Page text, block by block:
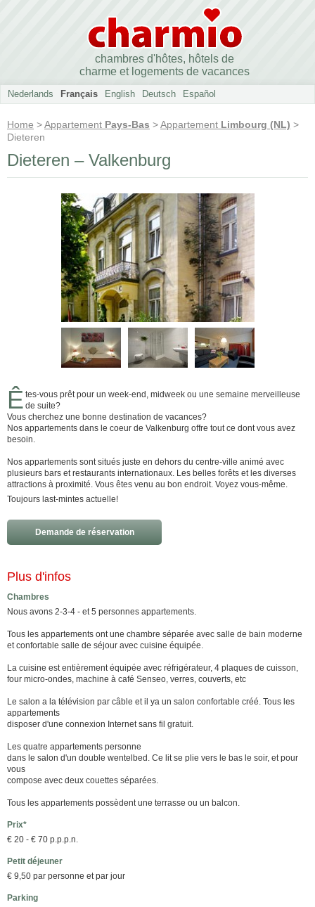
chambres d'hôtes, hôtels de
charme et logements de vacances
Nederlands Français English Deutsch Español
Home >Appartement Pays-Bas >Appartement Limbourg (NL) >
Dieteren
Dieteren – Valkenburg
Ê tes-vous prêt pour un week-end, midweek ou une semaine merveilleuse
de suite?
Vous cherchez une bonne destination de vacances?
Nos appartements dans le coeur de Valkenburg offre tout ce dont vous avez
besoin.
Nos appartements sont situés juste en dehors du centre-ville animé avec
plusieurs bars et restaurants internationaux. Les belles forêts et les diverses
attractions à proximité. Vous êtes venu au bon endroit. Voyez vous-même.
Toujours last-mintes actuelle!
Demande de réservation
Plus d'infos
Chambres
Nous avons 2-3-4 - et 5 personnes appartements.
Tous les appartements ont une chambre séparée avec salle de bain moderne
et confortable salle de séjour avec cuisine équipée.
La cuisine est entièrement équipée avec réfrigérateur, 4 plaques de cuisson,
four micro-ondes, machine à café Senseo, verres, couverts, etc
Le salon a la télévision par câble et il ya un salon confortable créé. Tous les
appartements
disposer d'une connexion Internet sans fil gratuit.
Les quatre appartements personne
dans le salon d'un double wentelbed. Ce lit se plie vers le bas le soir, et pour
vous
compose avec deux couettes séparées.
Tous les appartements possèdent une terrasse ou un balcon.
Prix*
€ 20 - € 70 p.p.p.n.
Petit déjeuner
€ 9,50 par personne et par jour
Parking